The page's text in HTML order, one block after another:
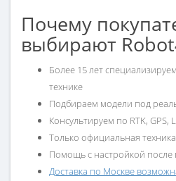
Почему
выбирают
Более 15 лет
технике
Подбираем модели под
Консультируем по RTK, GPS,
Только официальная
Помощь с настройкой после
Доставка по Москве